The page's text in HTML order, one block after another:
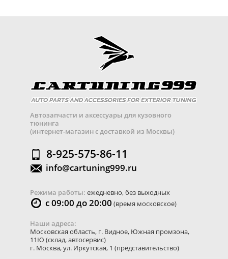
Автозапчасти и аксессуары для кузовного
тюнинга
(интернет-магазин с доставкой из Москвы)
8-925-575-86-11
info@cartuning999.ru
Режима работы: ежедневно, без выходных
с 09:00 до 20:00 (время московское)
Наши адреса:
Московская область, г. Видное, Южная промзона,
11Ю (склад, автосервис)
г. Москва,ул. Иркутская, 1 (представительство)